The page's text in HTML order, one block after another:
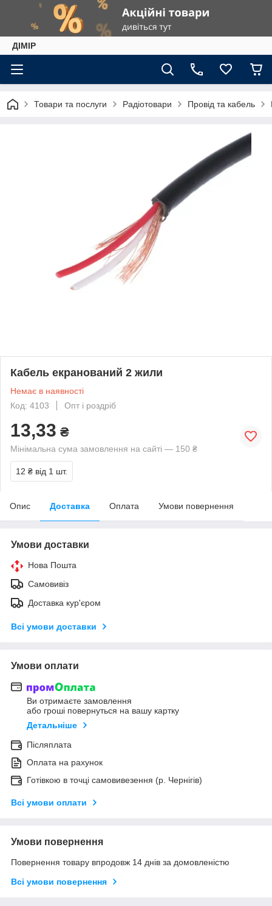
ДІМІР
Товари та послуги Радіотовари Провід та кабель
Кабель екранований 2 жили
Немає в наявності
Код: 4103
Опт і роздріб
13,33 ₴
Мінімальна сума замовлення на сайті — 150 ₴
12 ₴ від 1 шт.
Опис Доставка Оплата Умови повернення
Умови доставки
Нова Пошта
Самовивіз
Доставка кур'єром
Всі умови доставки
Умови оплати
Ви отримаєте замовлення
або гроші повернуться на вашу картку
Детальніше
Післяплата
Оплата на рахунок
Готівкою в точці самовивезення (р. Чернігів)
Всі умови оплати
Умови повернення
Повернення товару впродовж 14 днів за домовленістю
Всі умови повернення